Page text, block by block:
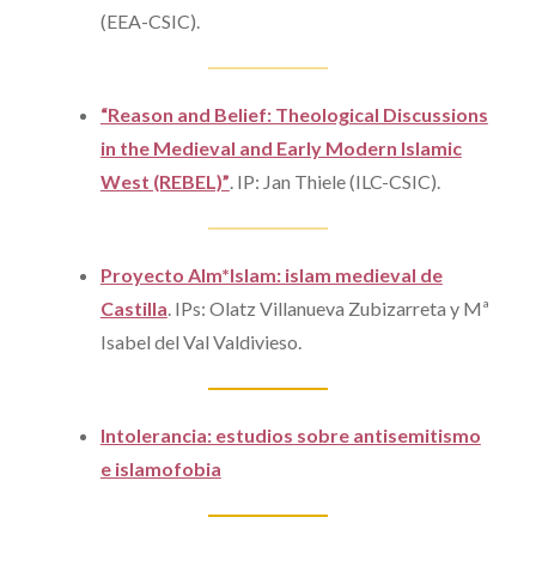
(EEA-CSIC).
“Reason and Belief: Theological Discussions
in the Medieval and Early Modern Islamic
West (REBEL)” IP: Jan Thiele (ILC-CSIC).
Proyecto Alm*Islam: islam medieval de
Castilla . IPs: Olatz Villanueva Zubizarreta y Mª
Isabel del Val Valdivieso.
Intolerancia: estudios sobre antisemitismo
e islamofobia